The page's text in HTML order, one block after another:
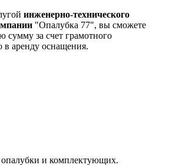
инженерно-технического
"Опалубка 77", вы сможете
сумму за счет грамотного
в аренду оснащения.
и комплектующих.